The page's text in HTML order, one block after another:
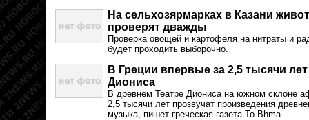
На сельхозярмарках в Казани
проверят дважды
Проверка овощей и картофеля на нитраты и
будет проходить выборочно.
В Греции впервые за 2,5 тысячи
Диониса
В древнем Театре Диониса на южном склоне
2,5 тысячи лет прозвучат произведения
музыка, пишет греческая газета To Bhma.